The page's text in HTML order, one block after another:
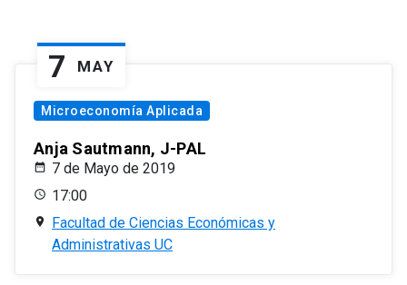
7 MAY
Microeconomía Aplicada
Anja Sautmann, J-PAL
7 de Mayo de 2019
17:00
Facultad de Ciencias Económicas y
Administrativas UC